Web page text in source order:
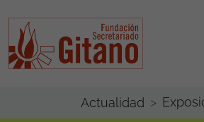
Actualidad